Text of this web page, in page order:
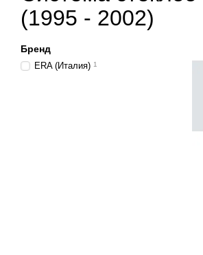
(1995 - 2002)
Бренд
ERA (Италия) 1